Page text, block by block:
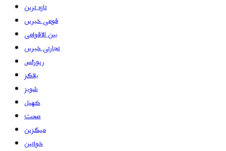
تازہ ترین
قومی خبریں
بین الاقوامی
تجارتی خبریں
رپورٹس
بلاگز
شوبز
کھیل
صحت
میگزین
خواتین